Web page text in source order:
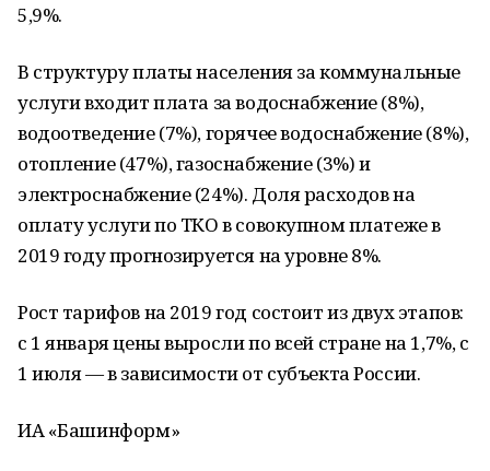
5,9%.
В структуру платы населения за коммунальные
услуги входит плата за водоснабжение (8%),
водоотведение (7%), горячее водоснабжение (8%),
отопление (47%), газоснабжение (3%) и
электроснабжение (24%). Доля расходов на
оплату услуги по ТКО в совокупном платеже в
2019 году прогнозируется на уровне 8%.
Рост тарифов на 2019 год состоит из двух этапов:
с 1 января цены выросли по всей стране на 1,7%, c
1 июля — в зависимости от субъекта России.
ИА «Башинформ»